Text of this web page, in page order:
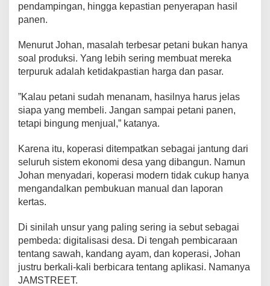
pendampingan, hingga kepastian penyerapan hasil
panen.
Menurut Johan, masalah terbesar petani bukan hanya
soal produksi. Yang lebih sering membuat mereka
terpuruk adalah ketidakpastian harga dan pasar.
”Kalau petani sudah menanam, hasilnya harus jelas
siapa yang membeli. Jangan sampai petani panen,
tetapi bingung menjual,” katanya.
Karena itu, koperasi ditempatkan sebagai jantung dari
seluruh sistem ekonomi desa yang dibangun. Namun
Johan menyadari, koperasi modern tidak cukup hanya
mengandalkan pembukuan manual dan laporan
kertas.
Di sinilah unsur yang paling sering ia sebut sebagai
pembeda: digitalisasi desa. Di tengah pembicaraan
tentang sawah, kandang ayam, dan koperasi, Johan
justru berkali-kali berbicara tentang aplikasi. Namanya
JAMSTREET.